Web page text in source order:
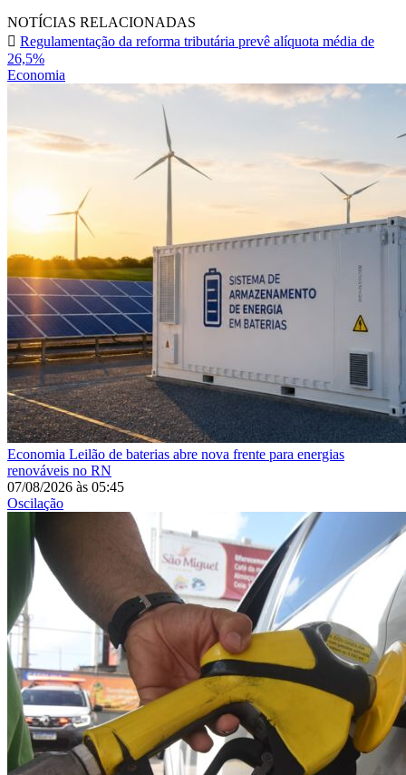
NOTÍCIAS RELACIONADAS
Regulamentação da reforma tributária prevê alíquota média de
26,5%
Economia
Economia Leilão de baterias abre nova frente para energias
renováveis no RN
07/08/2026 às 05:45
Oscilação